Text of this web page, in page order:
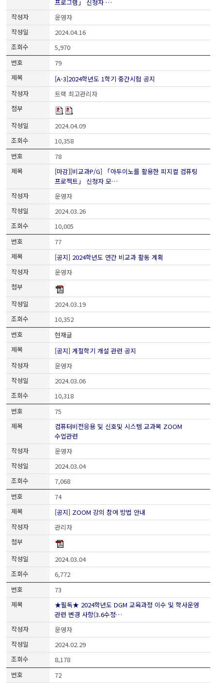
프로그램」 신청자 …
운영자
2024.04.16
5,970
79
[A-3]2024학년도 1학기 중간시험 공지
트랙 최고관리자
2024.04.09
10,358
78
[마감][비교과P/G] 「아두이노를 활용한 피지컬 컴퓨팅
프로젝트」 신청자 모…
운영자
2024.03.26
10,005
77
[공지] 2024학년도 연간 비교과 활동 계획
운영자
2024.03.19
10,352
현재글
[공지] 계절학기 개설 관련 공지
운영자
2024.03.06
10,318
75
컴퓨터비전응용 및 신호및 시스템 교과목 ZOOM
수업관련
운영자
2024.03.04
7,068
74
[공지] ZOOM 강의 참여 방법 안내
관리자
2024.03.04
6,772
73
★필독★ 2024학년도 DGM 교육과정 이수 및 학사운영
관련 변경 사항(3.6수정…
운영자
2024.02.29
8,178
72